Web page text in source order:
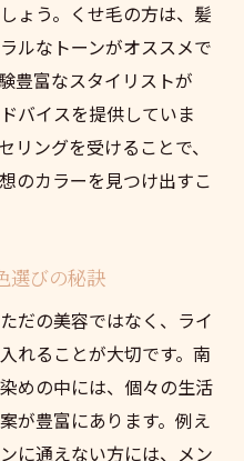
ょう。くせ毛の方は、髪
ルなトーンがオススメで
豊富なスタイリストが
バイスを提供していま
リングを受けることで、
のカラーを見つけ出すこ
選びの秘訣
だの美容ではなく、ライ
れることが大切です。南
めの中には、個々の生活
が豊富にあります。例え
に通えない方には、メン